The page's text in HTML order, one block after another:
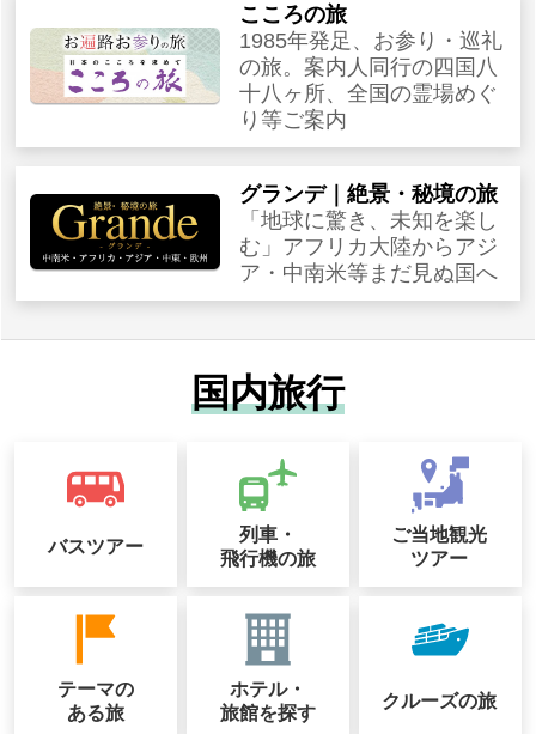
こころの旅
1985年発足、お参り・巡礼
の旅。案内人同行の四国八
十八ヶ所、全国の霊場めぐ
り等ご案内
グランデ｜絶景・秘境の旅
「地球に驚き、未知を楽し
む」アフリカ大陸からアジ
ア・中南米等まだ見ぬ国へ
国内旅行
バスツアー
列車・
飛行機の旅
ご当地観光
ツアー
テーマの
ある旅
ホテル・
旅館を探す
クルーズの旅